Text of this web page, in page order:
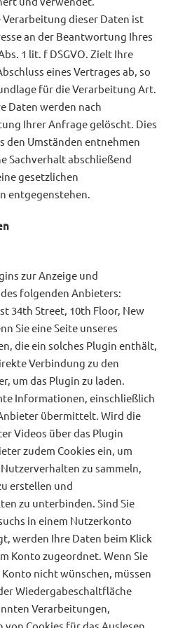
dieser Daten ist
an der Beantwortung Ihres
1 lit. f DSGVO. Zielt Ihre
eines Vertrages ab, so
für die Verarbeitung Art.
Daten werden nach
Ihrer Anfrage gelöscht. Dies
den Umständen entnehmen
Sachverhalt abschließend
gesetzlichen
entgegenstehen.
zur Anzeige und
folgenden Anbieters:
34th Street, 10th Floor, New
Sie eine Seite unseres
die ein solches Plugin enthält,
Verbindung zu den
um das Plugin zu laden.
Informationen, einschließlich
übermittelt. Wird die
Videos über das Plugin
zudem Cookies ein, um
zu sammeln,
erstellen und
zu unterbinden. Sind Sie
in einem Nutzerkonto
werden Ihre Daten beim Klick
Konto zugeordnet. Wenn Sie
nicht wünschen, müssen
Wiedergabeschaltfläche
Verarbeitungen,